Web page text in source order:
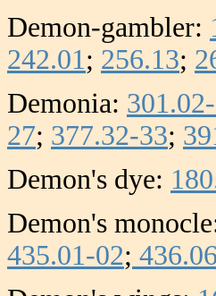
Demon-gambler:
242.01; 256.13;
Demonia:
27; 377.32-33;
Demon's dye:
Demon's
435.01-02;